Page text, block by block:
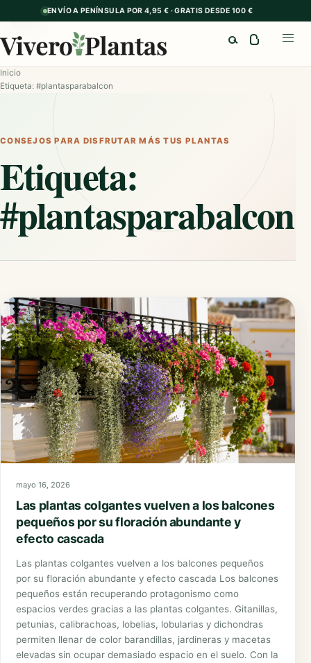
ENVÍO A PENÍNSULA POR 4,95 € · GRATIS DESDE 100 €
Inicio
Etiqueta: #plantasparabalcon
CONSEJOS PARA DISFRUTAR MÁS TUS PLANTAS
Etiqueta:
#plantasparabalcon
mayo 16, 2026
Las plantas colgantes vuelven a los balcones
pequeños por su floración abundante y
efecto cascada
Las plantas colgantes vuelven a los balcones pequeños
por su floración abundante y efecto cascada Los balcones
pequeños están recuperando protagonismo como
espacios verdes gracias a las plantas colgantes. Gitanillas,
petunias, calibrachoas, lobelias, lobularias y dichondras
permiten llenar de color barandillas, jardineras y macetas
elevadas sin ocupar demasiado espacio en el suelo. Con la